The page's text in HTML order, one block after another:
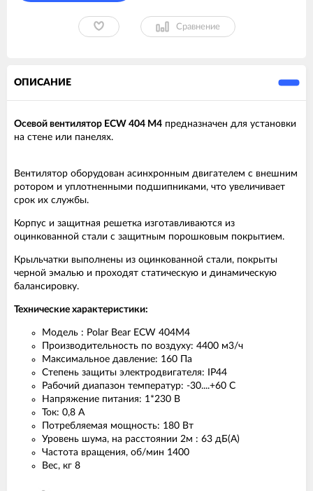
Сравнение
ОПИСАНИЕ
Осевой вентилятор ECW 404 M4 предназначен для установки
на стене или панелях.
Вентилятор оборудован асинхронным двигателем с внешним
ротором и уплотненными подшипниками, что увеличивает
срок их службы.
Корпус и защитная решетка изготавливаются из
оцинкованной стали с защитным порошковым покрытием.
Крыльчатки выполнены из оцинкованной стали, покрыты
черной эмалью и проходят статическую и динамическую
балансировку.
Технические характеристики:
Модель : Polar Bear ECW 404М4
Производительность по воздуху: 4400 м3/ч
Максимальное давление: 160 Па
Степень защиты электродвигателя: IP44
Рабочий диапазон температур: -30....+60 С
Напряжение питания: 1*230 В
Ток: 0,8 А
Потребляемая мощность: 180 Вт
Уровень шума, на расстоянии 2м : 63 дБ(А)
Частота вращения, об/мин 1400
Вес, кг 8